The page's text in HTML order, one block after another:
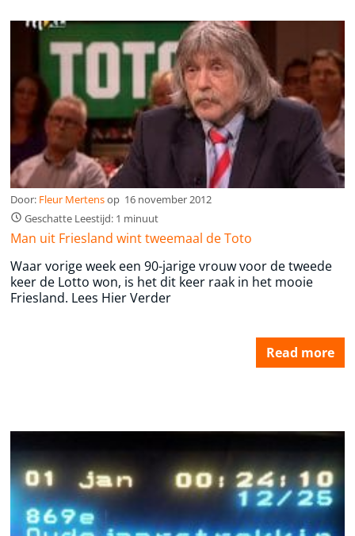
Door: Fleur Mertensop 16 november 2012
Geschatte Leestijd: 1 minuut
Man uit Friesland wint tweemaal de Toto
Waar vorige week een 90-jarige vrouw voor de tweede
keer de Lotto won, is het dit keer raak in het mooie
Friesland. Lees Hier Verder
Read more